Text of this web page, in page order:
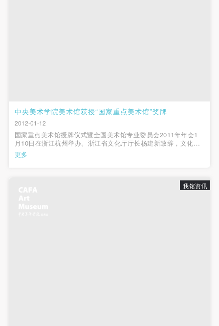
中央美术学院美术馆获授“国家重点美术馆”奖牌
2012-01-12
国家重点美术馆授牌仪式暨全国美术馆专业委员会2011年年会1
月10日在浙江杭州举办。浙江省文化厅厅长杨建新致辞，文化部
副部长王文章出席会议并为首批国家重点美术馆授牌，中央美术
学院美术馆馆长王璜生上台接受奖牌。随后，全国美术馆专业委
更多
我馆资讯